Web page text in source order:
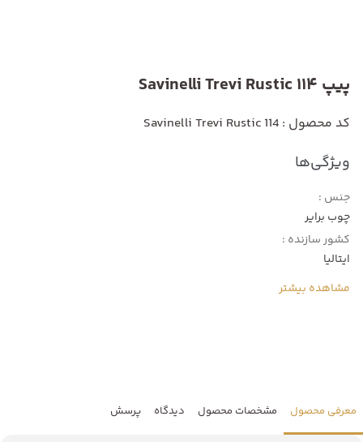
پیپ Savinelli Trevi Rustic 114
کد محصول : Savinelli Trevi Rustic 114
ویژگی‌ها
جنس :
چوب برایر
کشور سازنده :
ایتالیا
مشاهده بیشتر
معرفی محصول مشخصات محصول دیدگاه پرسش